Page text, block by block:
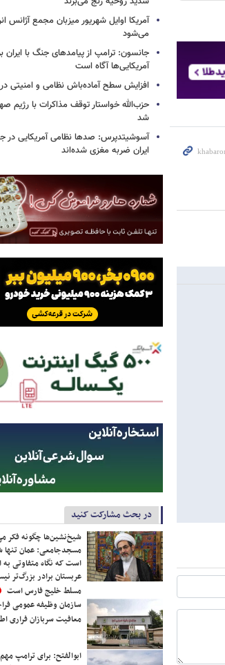
آمریکا اوایل شهریور میزبان مجمع آژانس
می‌شود
جانسون: ترامپ از پیامدهای جنگ با ایران
آمریکایی‌ها آگاه است
افزایش سطح آماده‌باش نظامی و امنیتی
حزب‌الله خواستار توقف مذاکرات با رژیم
شد
آسوشیتدپرس: صدها نظامی آمریکایی در
ایران ضربه مغزی شده‌اند
در بحث مشارکت کنید
شیخ‌نشین‌ها چگونه فکر
مسجدجامعی: عمان
است که نگاه متفاوتی به
عربستان برادر بزرگ‌تر
مسلط خلیج فارس است
سازمان وظیفه عمومی
معافیت سربازان فراری
ابوالفتح: برای ترامپ